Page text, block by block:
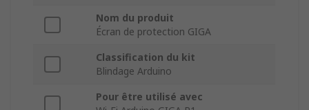
Nom du produit
Écran de protection GIGA
Classification du kit
Blindage Arduino
Pour être utilisé avec